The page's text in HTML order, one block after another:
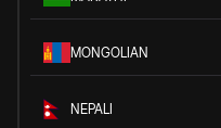
MONGOLIAN
NEPALI